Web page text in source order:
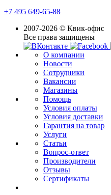
+7 495 649-65-88
2007-2026 © Квик-офис
Все права защищены
О компании
Новости
Сотрудники
Вакансии
Магазины
Помощь
Условия оплаты
Условия доставки
Гарантия на товар
Услуги
Статьи
Вопрос-ответ
Производители
Отзывы
Сертификаты